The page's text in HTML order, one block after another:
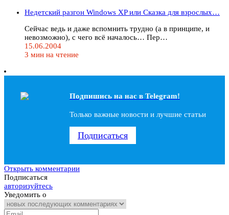
Недетский разгон Windows XP или Сказка для взрослых…
Сейчас ведь и даже вспомнить трудно (а в принципе, и
невозможно), с чего всё началось… Пер…
15.06.2004
3 мин на чтение
Подпишись на наc в Telegram!
Только важные новости и лучшие статьи
Подписаться
Открыть комментарии
Подписаться
авторизуйтесь
Уведомить о